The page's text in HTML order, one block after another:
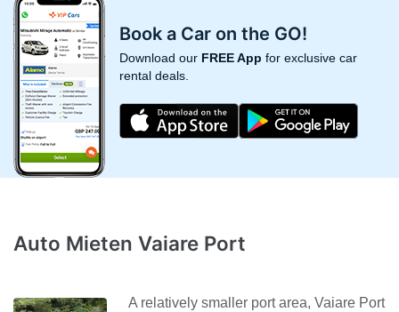
Book a Car on the GO!
Download our FREE App for exclusive car
rental deals.
Auto Mieten Vaiare Port
A relatively smaller port area, Vaiare Port